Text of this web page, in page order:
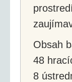
Obsah
48
8